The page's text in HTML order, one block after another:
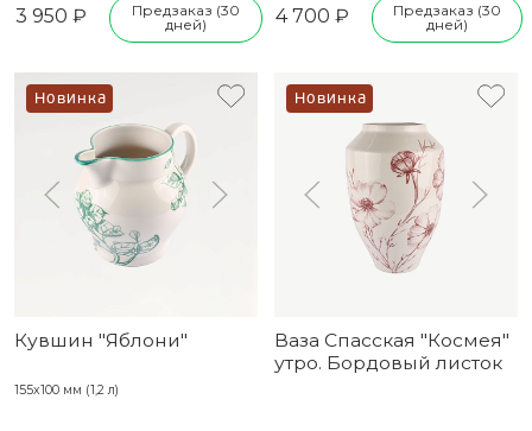
3 950 ₽
Предзаказ (30
дней)
4 700 ₽
Предзаказ (30
дней)
Новинка
Кувшин "Яблони"
155х100 мм (1,2 л)
Новинка
Ваза Спасская "Космея"
утро. Бордовый листок